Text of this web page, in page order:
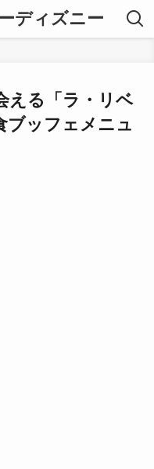
ディズニー
える「ラ・リベ
ブッフェメニュ